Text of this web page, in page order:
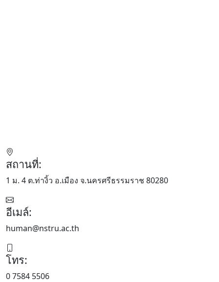
สถานที่:
1 ม. 4 ต.ท่างิ้ว อ.เมือง จ.นครศรีธรรมราช 80280
อีเมล์:
human@nstru.ac.th
โทร:
0 7584 5506